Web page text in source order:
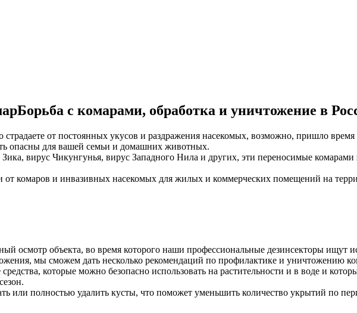
Борьба с комарами, обработка и уничтожение в
от постоянных укусов и раздражения насекомых, возможно, пришло
опасны для вашей семьи и домашних животных.
вирус Чикунгунья, вирус Западного Нила и других, эти переносимые
комаров и инвазивных насекомых для жилых и коммерческих помещений на
осмотр объекта, во время которого наши профессиональные дезинсекторы ищут
мы сможем дать несколько рекомендаций по профилактике и уничтожению
которые можно безопасно использовать на растительности и в воде и
или полностью удалить кусты, что поможет уменьшить количество укрытий по